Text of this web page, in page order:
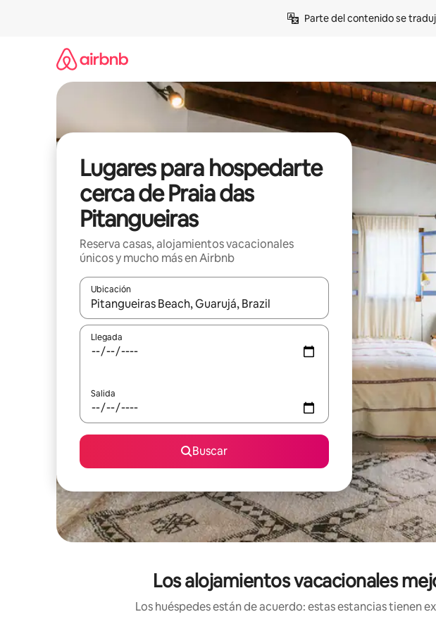
Parte del contenido se
Lugares para hospedarte
cerca de Praia das
Pitangueiras
Reserva casas, alojamientos vacacionales
únicos y mucho más en Airbnb
Ubicación
Cuando los resultados estén disponibles, podrás navegar usando las
Llegada
Salida
Buscar
Los alojamientos vacacionales
Los huéspedes están de acuerdo: estas estancias tienen